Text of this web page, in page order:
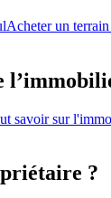
Acheter un
savoir sur
?